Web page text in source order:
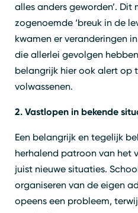
alles anders geworden’.
zogenoemde ‘breuk in de
kwamen er veranderingen
die allerlei gevolgen
belangrijk hier ook alert op
volwassenen.
2. Vastlopen in bekende
Een belangrijk en tegelijk
herhalend patroon van het
juist nieuwe situaties.
organiseren van de eigen
opeens een probleem,